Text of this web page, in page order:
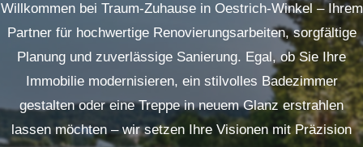
Willkommen bei Traum-Zuhause in Oestrich-Winkel – Ihrem
Partner für hochwertige Renovierungsarbeiten, sorgfältige
Planung und zuverlässige Sanierung. Egal, ob Sie Ihre
Immobilie modernisieren, ein stilvolles Badezimmer
gestalten oder eine Treppe in neuem Glanz erstrahlen
lassen möchten – wir setzen Ihre Visionen mit Präzision